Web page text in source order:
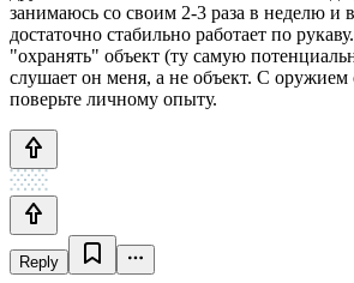
занимаюсь со своим 2-3 раза в неделю и
достаточно стабильно работает по
"охранять" объект (ту самую
слушает он меня, а не объект. С
поверьте личному опыту.
Reply